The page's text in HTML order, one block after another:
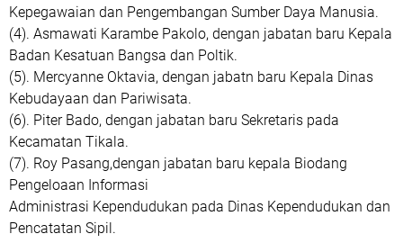
Kepegawaian dan Pengembangan Sumber Daya Manusia.
(4). Asmawati Karambe Pakolo, dengan jabatan baru Kepala
Badan Kesatuan Bangsa dan Poltik.
(5). Mercyanne Oktavia, dengan jabatn baru Kepala Dinas
Kebudayaan dan Pariwisata.
(6). Piter Bado, dengan jabatan baru Sekretaris pada
Kecamatan Tikala.
(7). Roy Pasang,dengan jabatan baru kepala Biodang
Pengeloaan Informasi
Administrasi Kependudukan pada Dinas Kependudukan dan
Pencatatan Sipil.